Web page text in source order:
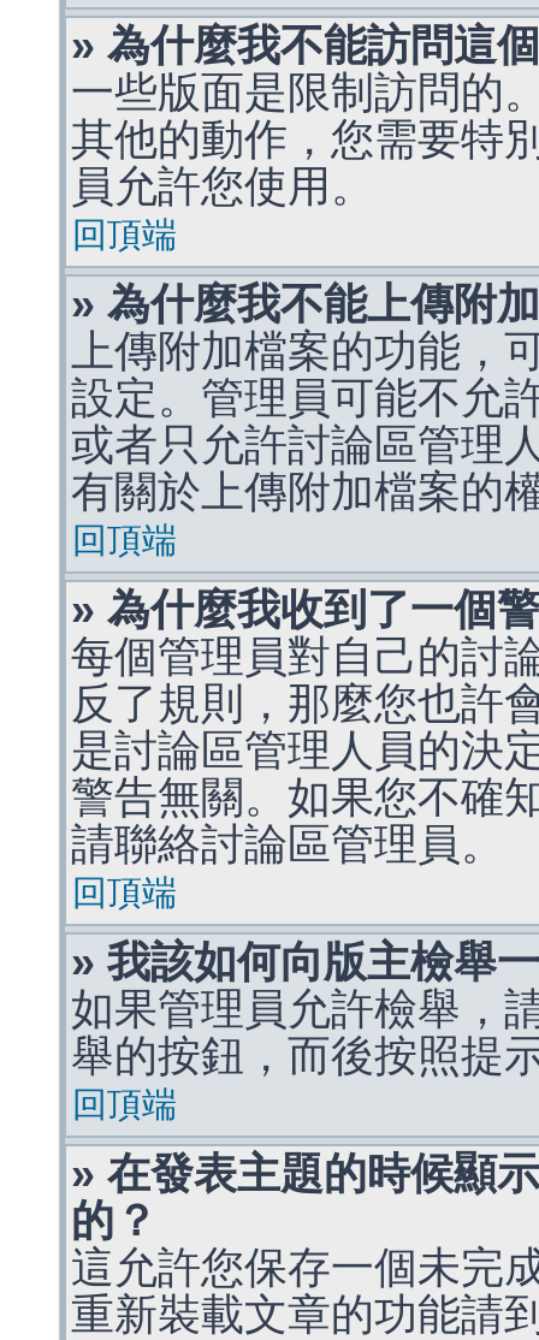
» 為什麼我不能訪問這
一些版面是限制訪問的
其他的動作，您需要特
員允許您使用。
回頂端
» 為什麼我不能上傳附
上傳附加檔案的功能，
設定。管理員可能不允
或者只允許討論區管理
有關於上傳附加檔案的
回頂端
» 為什麼我收到了一個
每個管理員對自己的討
反了規則，那麼您也許
是討論區管理人員的決
警告無關。如果您不確
請聯絡討論區管理員。
回頂端
» 我該如何向版主檢舉
如果管理員允許檢舉，
舉的按鈕，而後按照提
回頂端
» 在發表主題的時候顯
的？
這允許您保存一個未完
重新裝載文章的功能請